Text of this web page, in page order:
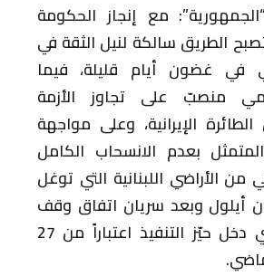
مع إنجاز الحكومة
تصبح الطريق سالكة لنيل الثقة في
في غضون أيام قليلة، فيما
منصبّ على تجاوز الأزمة
الإيرانية، وعلى مواجهة
بعدم الانسحاب الكامل
من الأراضي اللبنانية التي توغل
أيلول وبعد سريان اتفاق وقف
إطلاق النار الذي دخل حيّز التنفيذ اعتباراً من 27